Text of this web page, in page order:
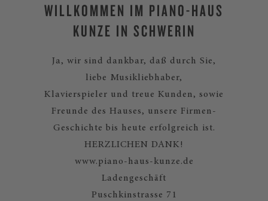
WILLKOMMEN IM PIANO-HAUS
KUNZE IN SCHWERIN
Ja, wir sind dankbar, daß durch Sie,
liebe Musikliebhaber,
Klavierspieler und treue Kunden, sowie
Freunde des Hauses, unsere Firmen-
Geschichte bis heute erfolgreich ist.
HERZLICHEN DANK!
www.piano-haus-kunze.de
Ladengeschäft
Puschkinstrasse 71